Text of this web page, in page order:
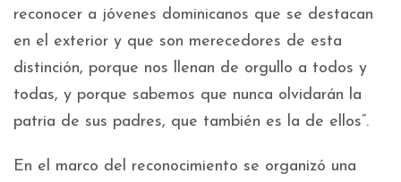
reconocer a jóvenes dominicanos que se destacan
en el exterior y que son merecedores de esta
distinción, porque nos llenan de orgullo a todos y
todas, y porque sabemos que nunca olvidarán la
patria de sus padres, que también es la de ellos”.
En el marco del reconocimiento se organizó una